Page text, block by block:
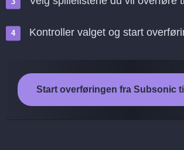
Kontroller valget og start
Start overføringen fra Subsonic